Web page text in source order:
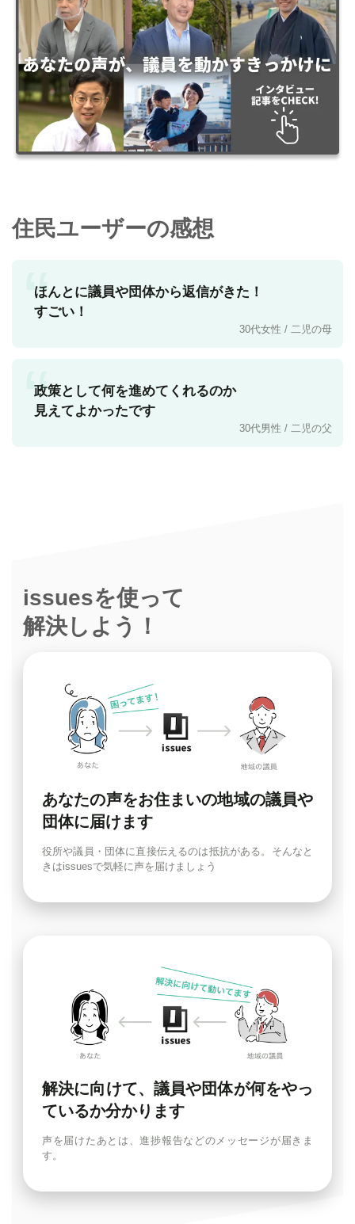
住民ユーザーの感想
“
ほんとに議員や団体から返信がきた！
すごい！
30代女性 / 二児の母
“
政策として何を進めてくれるのか
見えてよかったです
30代男性 / 二児の父
issuesを使って
解決しよう！
あなたの声をお住まいの地域の議員や
団体に届けます
役所や議員・団体に直接伝えるのは抵抗がある。そんなと
きはissuesで気軽に声を届けましょう
解決に向けて、議員や団体が何をやっ
ているか分かります
声を届けたあとは、進捗報告などのメッセージが届きま
す。